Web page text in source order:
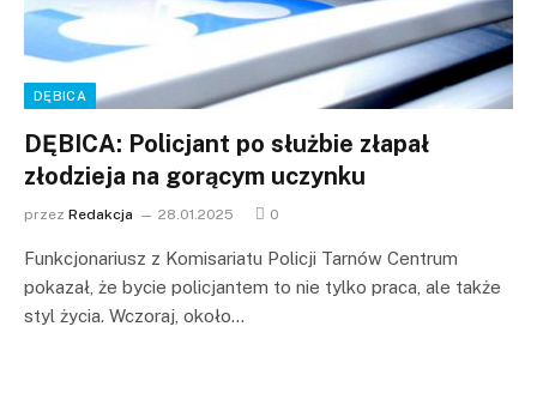
DĘBICA
DĘBICA: Policjant po służbie złapał
złodzieja na gorącym uczynku
przez Redakcja 28.01.2025 0
Funkcjonariusz z Komisariatu Policji Tarnów Centrum
pokazał, że bycie policjantem to nie tylko praca, ale także
styl życia. Wczoraj, około…